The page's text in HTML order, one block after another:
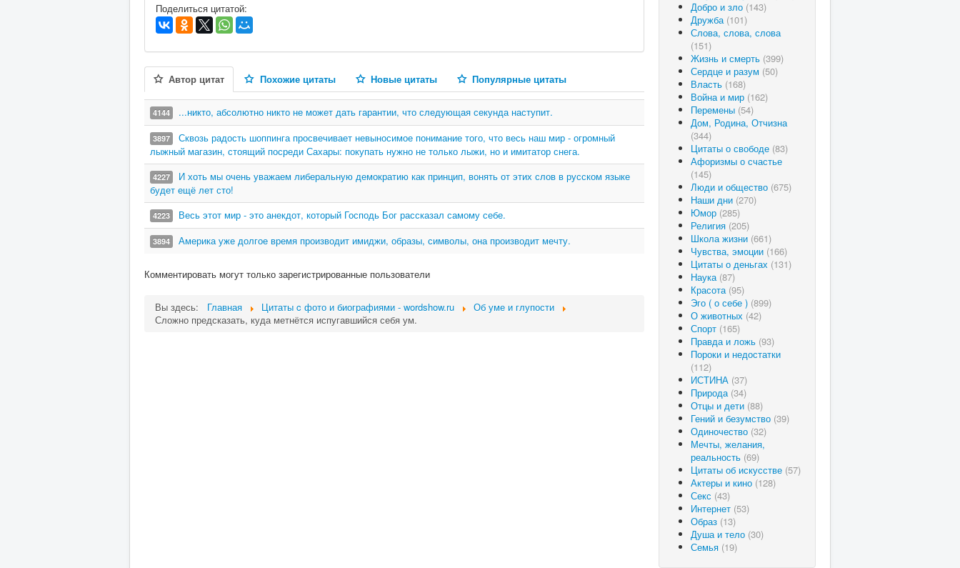
В избранное
Поделиться цитатой:
Автор цитат Похожие цитаты Новые цитаты Популярные цитаты
4144 ...никто, абсолютно никто не может дать гарантии, что следующая секунда наступит.
3897
Сквозь радость шоппинга просвечивает невыносимое понимание того, что весь наш мир - огромный
лыжный магазин, стоящий посреди Сахары: покупать нужно не только лыжи, но и имитатор снега.
4227
И хоть мы очень уважаем либеральную демократию как принцип, вонять от этих слов в русском языке
будет ещё лет сто!
4223 Весь этот мир - это анекдот, который Господь Бог рассказал самому себе.
3894 Америка уже долгое время производит имиджи, образы, символы, она производит мечту.
Комментировать могут только зарегистрированные пользователи
Вы здесь: Главная Цитаты c фото и биографиями - wordshow.ru
Об уме и глупости
Сложно предсказать, куда метнётся испугавшийся себя ум.
Добро и зло (143)
Дружба (101)
Слова, слова, слова
(151)
Жизнь и смерть (399)
Сердце и разум (50)
Власть (168)
Война и мир (162)
Перемены (54)
Дом, Родина, Отчизна
(344)
Цитаты о свободе (83)
Афоризмы о счастье
(145)
Люди и общество (675)
Наши дни (270)
Юмор (285)
Религия (205)
Школа жизни (661)
Чувства, эмоции (166)
Цитаты о деньгах (131)
Наука (87)
Красота (95)
Эго ( о себе ) (899)
О животных (42)
Спорт (165)
Правда и ложь (93)
Пороки и недостатки
(112)
ИСТИНА (37)
Природа (34)
Отцы и дети (88)
Гений и безумство (39)
Одиночество (32)
Мечты, желания,
реальность (69)
Цитаты об искусстве (57)
Актеры и кино (128)
Секс (43)
Интернет (53)
Образ (13)
Душа и тело (30)
Семья (19)